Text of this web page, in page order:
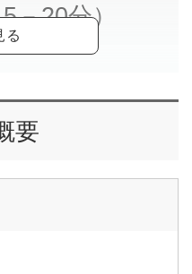
20分）
紅、チークを
要